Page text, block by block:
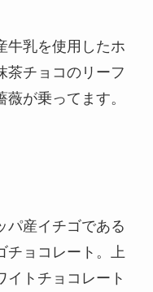
牛乳を使用したホ
茶チョコのリーフ
が乗ってます。
パ産イチゴである
チョコレート。上
イトチョコレート